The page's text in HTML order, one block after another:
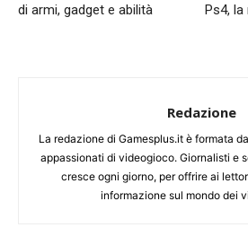
di armi, gadget e abilità
Ps4, la
Redazione
La redazione di Gamesplus.it è formata
appassionati di videogioco. Giornalisti e
cresce ogni giorno, per offrire ai
informazione sul mondo dei